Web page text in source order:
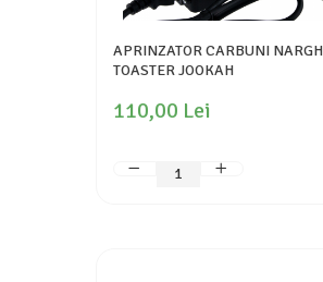
APRINZATOR CARBUNI
TOASTER JOOKAH
110,00 Lei